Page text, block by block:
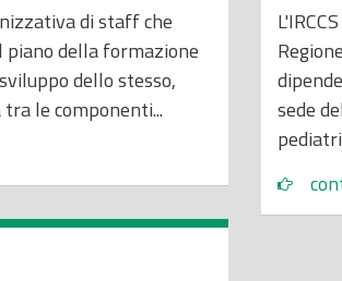
di staff che
della formazione
dello stesso,
le componenti...
sede